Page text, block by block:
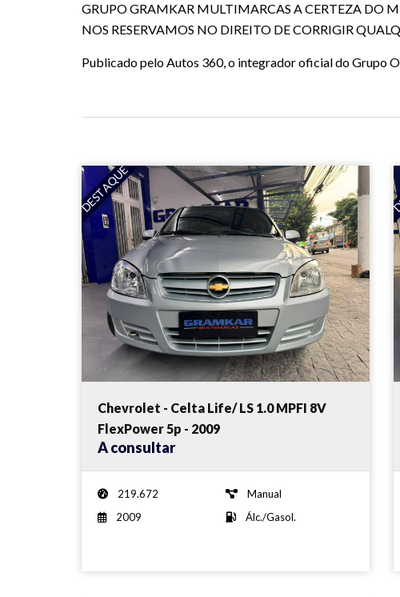
GRUPO GRAMKAR MULTIMARCAS A CERTEZA DO
NOS RESERVAMOS NO DIREITO DE CORRIGIR
Publicado pelo Autos 360, o integrador oficial do Grupo
DESTAQUE
Chevrolet - Celta Life/ LS 1.0 MPFI 8V
FlexPower 5p - 2009
A consultar
219.672
Manual
2009
Álc./Gasol.